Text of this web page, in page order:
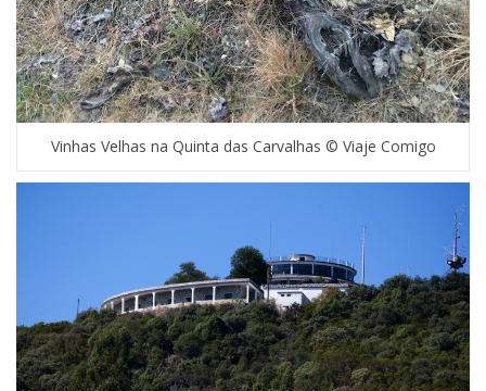
Vinhas Velhas na Quinta das Carvalhas © Viaje Comigo